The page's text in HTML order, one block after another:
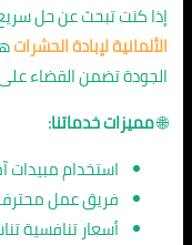
إذا كنت تبحث عن حل
الألمانية لإبادة الحشرات
الجودة تضمن القضاء
🌐مميزات خدماتنا:
استخدام مبيدات
فريق عمل
أسعار تنافسية